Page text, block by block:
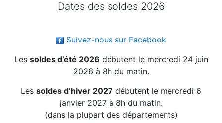
Dates des soldes 2026
Suivez-nous sur Facebook
Les soldes d’été 2026 débutent le mercredi 24 juin
2026 à 8h du matin.
Les soldes d’hiver 2027 débutent le mercredi 6
janvier 2027 à 8h du matin.
(dans la plupart des départements)